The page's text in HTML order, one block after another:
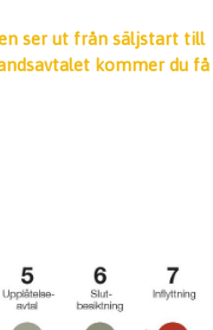
ser ut från säljstart till
kommer du få